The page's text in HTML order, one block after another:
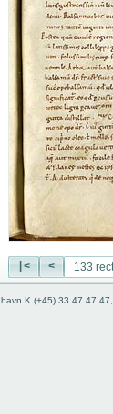
|< <
K (+45) 33 47 47